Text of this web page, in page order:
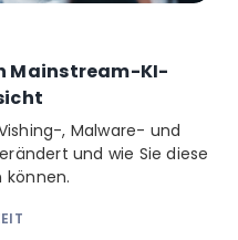
Mainstream-KI-
, Malware- und
und wie Sie diese